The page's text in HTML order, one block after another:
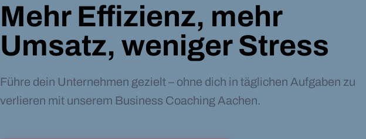
Mehr Effizienz, mehr
Umsatz, weniger Stress
Führe dein Unternehmen gezielt – ohne dich in täglichen Aufgaben zu
verlieren mit unserem Business Coaching Aachen.